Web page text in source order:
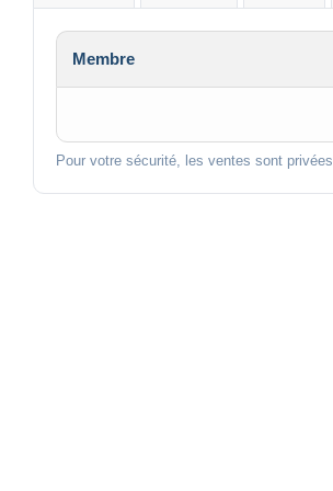
Membre
Pour votre sécurité, les ventes sont privées.